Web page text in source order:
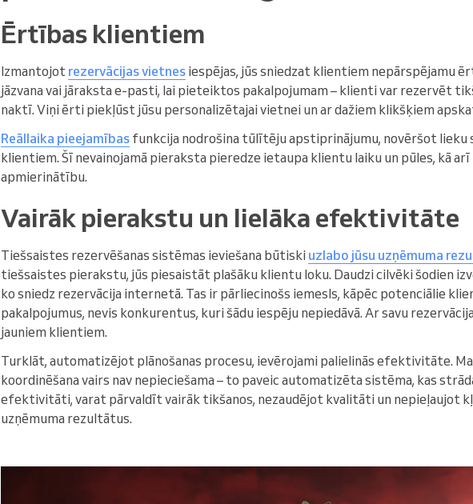
Ērtības klientiem
Izmantojot rezervācijas vietnes iespējas, jūs sniedzat klientiem nepārspējamu
jāzvana vai jāraksta e-pasti, lai pieteiktos pakalpojumam – klienti var rezervēt
naktī. Viņi ērti piekļūst jūsu personalizētajai vietnei un ar dažiem klikšķiem
Reāllaika pieejamības funkcija nodrošina tūlītēju apstiprinājumu, novēršot lieku
klientiem. Šī nevainojamā pieraksta pieredze ietaupa klientu laiku un pūles, kā arī
apmierinātību.
Vairāk pierakstu un lielāka efektivitāte
Tiešsaistes rezervēšanas sistēmas ieviešana būtiski uzlabo jūsu uzņēmuma
tiešsaistes pierakstu, jūs piesaistāt plašāku klientu loku. Daudzi cilvēki šodien
ko sniedz rezervācija internetā. Tas ir pārliecinošs iemesls, kāpēc potenciālie
pakalpojumus, nevis konkurentus, kuri šādu iespēju nepiedāvā. Ar savu
jauniem klientiem.
Turklāt, automatizējot plānošanas procesu, ievērojami palielinās efektivitāte.
koordinēšana vairs nav nepieciešama – to paveic automatizēta sistēma, kas
efektivitāti, varat pārvaldīt vairāk tikšanos, nezaudējot kvalitāti un nepieļaujot
uzņēmuma rezultātus.